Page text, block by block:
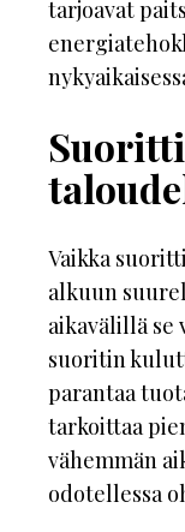
tarjoavat
Vaikka
alkuun
aikavälillä se
suoritin
parantaa
tarkoittaa
vähemmän
odotellessa